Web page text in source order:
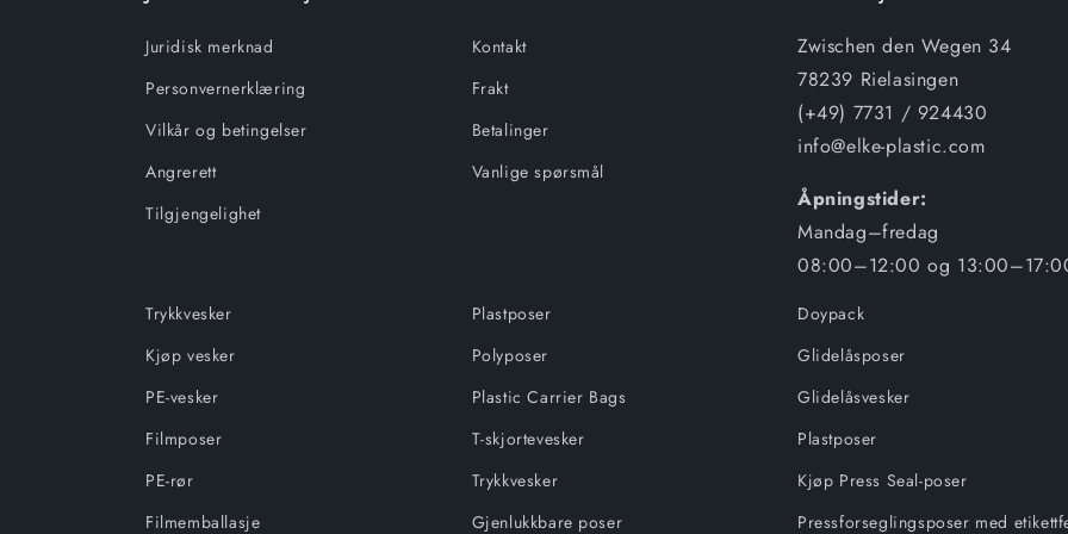
Juridisk merknad
Personvernerklæring
Vilkår og betingelser
Angrerett
Tilgjengelighet
Kontakt
Frakt
Betalinger
Vanlige spørsmål
Zwischen den Wegen 34
78239 Rielasingen
(+49) 7731 / 924430
info@elke-plastic.com
Åpningstider:
Mandag–fredag
08:00–12:00 og
Trykkvesker
Kjøp vesker
PE-vesker
Filmposer
PE-rør
Filmemballasje
Plastposer
Polyposer
Plastic Carrier Bags
T-skjortevesker
Trykkvesker
Gjenlukkbare poser
Doypack
Glidelåsposer
Glidelåsvesker
Plastposer
Kjøp Press Seal-poser
Pressforseglingsposer med